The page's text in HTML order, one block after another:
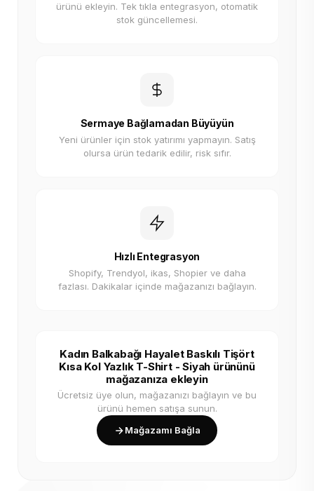
ürünü ekleyin. Tek tıkla entegrasyon, otomatik
stok güncellemesi.
Sermaye Bağlamadan Büyüyün
Yeni ürünler için stok yatırımı yapmayın. Satış
olursa ürün tedarik edilir, risk sıfır.
Hızlı Entegrasyon
Shopify, Trendyol, ikas, Shopier ve daha
fazlası. Dakikalar içinde mağazanızı bağlayın.
Kadın Balkabağı Hayalet Baskılı Tişört
Kısa Kol Yazlık T-Shirt - Siyah ürününü
mağazanıza ekleyin
Ücretsiz üye olun, mağazanızı bağlayın ve bu
ürünü hemen satışa sunun.
Mağazamı Bağla